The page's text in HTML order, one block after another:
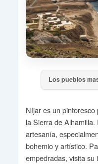
Los pueblos
Níjar es un
la Sierra de
artesanía,
bohemio y artístico.
empedradas, visita su